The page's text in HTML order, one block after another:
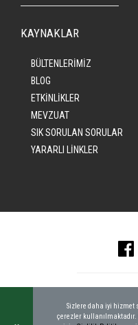
KAYNAKLAR
BÜLTENLERİMİZ
BLOG
ETKİNLİKLER
MEVZUAT
SIK SORULAN SORULAR
YARARLI LİNKLER
Sizlere daha iyi
çerezler